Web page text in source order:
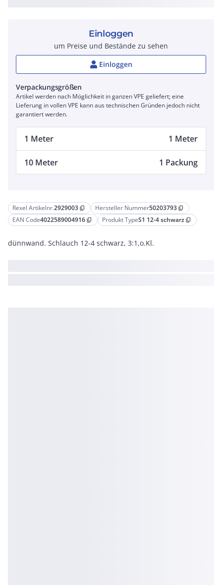
Rexel Artikelnr.2929003 content_copy Hersteller Nummer50203793 content_copy
EAN Code4022589004916 content_copy Produkt TypeS1 12-4 schwarz content_copy
dünnwand. Schlauch 12-4 schwarz, 3:1,o.Kl.
Einloggen
um Preise und Bestände zu sehen
Einloggen
Verpackungsgrößen
Artikel werden nach Möglichkeit in ganzen VPE geliefert; eine
Lieferung in vollen VPE kann aus technischen Gründen jedoch nicht
garantiert werden.
1 Meter 1 Meter
10 Meter 1 Packung